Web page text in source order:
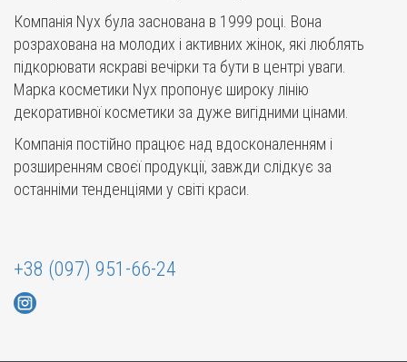
Компанія Nyx була заснована в 1999 році. Вона
розрахована на молодих і активних жінок, які люблять
підкорювати яскраві вечірки та бути в центрі уваги.
Марка косметики Nyx пропонує широку лінію
декоративної косметики за дуже вигідними цінами.
Компанія постійно працює над вдосконаленням і
розширенням своєї продукції, завжди слідкує за
останніми тенденціями у світі краси.
+38 (097) 951-66-24